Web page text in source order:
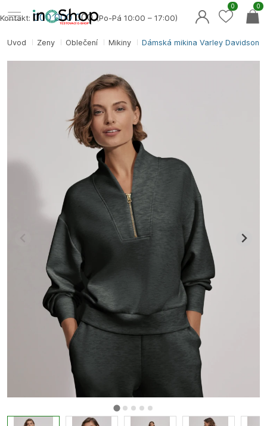
Úvod Ženy Oblečení Mikiny Dámská mikina Varley Davidson
Kontakt: 000 000 000(Po-Pá 10:00 – 17:00)
0
0